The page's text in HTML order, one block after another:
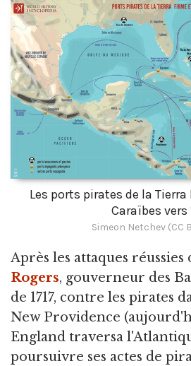
Les ports pirates de la
Caraïbes vers
Simeon Netchev (CC
Après les attaques réussies
Rogers, gouverneur des
de 1717, contre les pirates
New Providence
England traversa
poursuivre ses actes de